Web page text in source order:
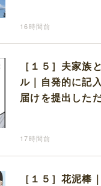
16時間前
［１５］夫家族
ル｜自発的に記
届けを提出した
17時間前
［１５］花泥棒